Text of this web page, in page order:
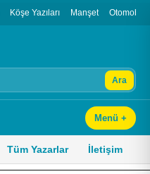
Köşe Yazıları Manşet Otomobil
Ara
Menü +
Tüm Yazarlar İletişim